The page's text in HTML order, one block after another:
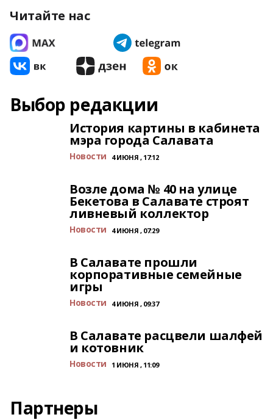
Читайте нас
Выбор редакции
История картины в кабинета
мэра города Салавата
Новости 4 ИЮНЯ , 17:12
Возле дома № 40 на улице
Бекетова в Салавате строят
ливневый коллектор
Новости 4 ИЮНЯ , 07:29
В Салавате прошли
корпоративные семейные
игры
Новости 4 ИЮНЯ , 09:37
В Салавате расцвели шалфей
и котовник
Новости 1 ИЮНЯ , 11:09
Партнеры